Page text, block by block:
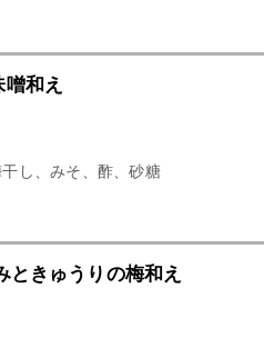
和え
し、みそ、酢、砂糖
ときゅうりの梅和え